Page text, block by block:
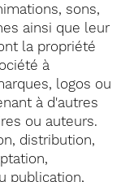
sons,
ainsi que leur
la propriété
à
logos ou
à d'autres
ou auteurs.
distribution,
publication,